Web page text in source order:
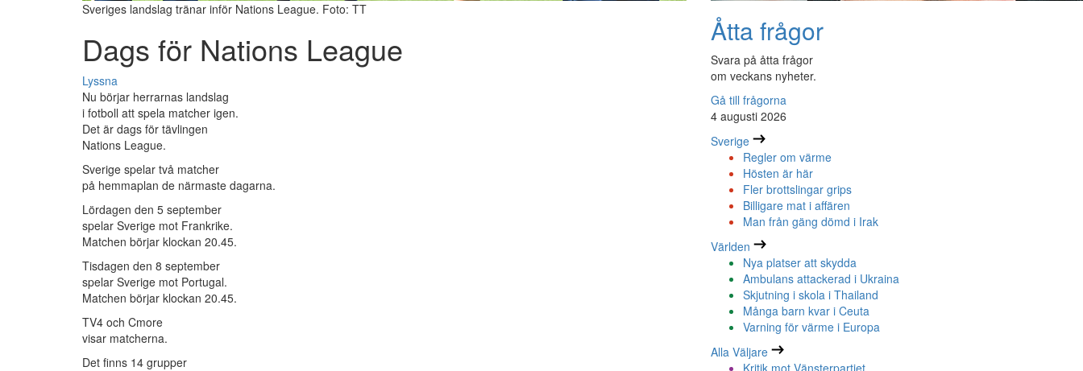
Sveriges landslag tränar inför Nations League. Foto: TT
Dags för Nations League
Lyssna
Nu börjar herrarnas landslag
i fotboll att spela matcher igen.
Det är dags för tävlingen
Nations League.
Sverige spelar två matcher
på hemmaplan de närmaste dagarna.
Lördagen den 5 september
spelar Sverige mot Frankrike.
Matchen börjar klockan 20.45.
Tisdagen den 8 september
spelar Sverige mot Portugal.
Matchen börjar klockan 20.45.
TV4 och Cmore
visar matcherna.
Det finns 14 grupper
Åtta frågor
Svara på åtta frågor
om veckans nyheter.
Gå till frågorna
4 augusti 2026
Sverige
Regler om värme
Hösten är här
Fler brottslingar grips
Billigare mat i affären
Man från gäng dömd i Irak
Världen
Nya platser att skydda
Ambulans attackerad i Ukraina
Skjutning i skola i Thailand
Många barn kvar i Ceuta
Varning för värme i Europa
Alla Väljare